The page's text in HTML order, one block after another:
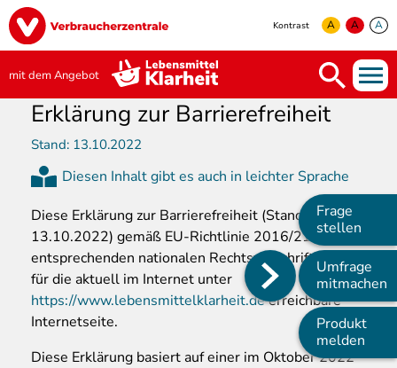
Direkt
zum
Inhalt
Image
Kontrast A A A
mit dem Angebot
Main
navigation
Frage
stellen
Umfrage
mitmachen
Produkt
melden
Erklärung zur Barrierefreiheit
Stand: 13.10.2022
Diesen Inhalt gibt es auch in leichter Sprache
Diese Erklärung zur Barrierefreiheit (Stand:
13.10.2022) gemäß EU-Richtlinie 2016/2102 und
entsprechenden nationalen Rechtsvorschriften gilt
für die aktuell im Internet unter
https://www.lebensmittelklarheit.deerreichbare
Internetseite.
Diese Erklärung basiert auf einer im Oktober 2022